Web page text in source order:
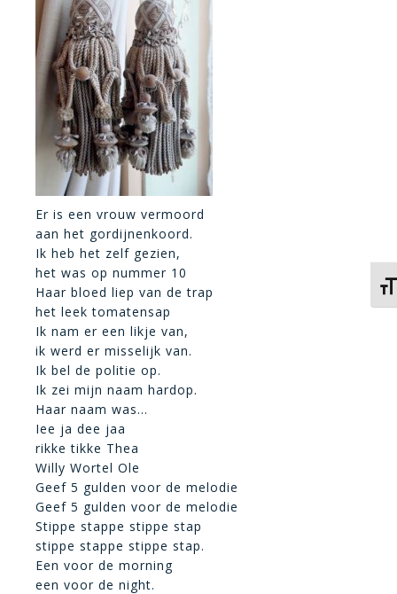
Er is een vrouw vermoord
aan het gordijnenkoord.
Ik heb het zelf gezien,
het was op nummer 10
Haar bloed liep van de trap
het leek tomatensap
Ik nam er een likje van,
ik werd er misselijk van.
Ik bel de politie op.
Ik zei mijn naam hardop.
Haar naam was…
Iee ja dee jaa
rikke tikke Thea
Willy Wortel Ole
Geef 5 gulden voor de melodie
Geef 5 gulden voor de melodie
Stippe stappe stippe stap
stippe stappe stippe stap.
Een voor de morning
een voor de night.